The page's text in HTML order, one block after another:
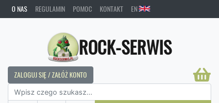
O NAS REGULAMIN POMOC KONTAKT EN
ROCK-SERWIS
ZALOGUJ SIĘ / ZAŁÓŻ KONTO